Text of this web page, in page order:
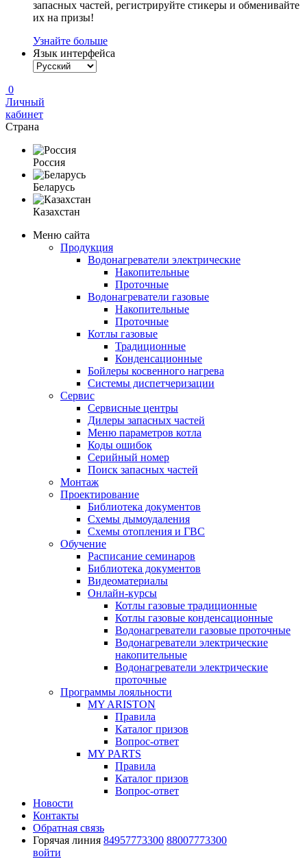
запасных частей, регистрируйте стикеры и обменивайте
их на призы!
Узнайте больше
Язык интерфейса
0
Личный
кабинет
Страна
Россия
Беларусь
Казахстан
Меню сайта
Продукция
Водонагреватели электрические
Накопительные
Проточные
Водонагреватели газовые
Накопительные
Проточные
Котлы газовые
Традиционные
Конденсационные
Бойлеры косвенного нагрева
Системы диспетчеризации
Сервис
Сервисные центры
Дилеры запасных частей
Меню параметров котла
Коды ошибок
Серийный номер
Поиск запасных частей
Монтаж
Проектирование
Библиотека документов
Схемы дымоудаления
Схемы отопления и ГВС
Обучение
Расписание семинаров
Библиотека документов
Видеоматериалы
Онлайн-курсы
Котлы газовые традиционные
Котлы газовые конденсационные
Водонагреватели газовые проточные
Водонагреватели электрические
накопительные
Водонагреватели электрические
проточные
Программы лояльности
MY ARISTON
Правила
Каталог призов
Вопрос-ответ
MY PARTS
Правила
Каталог призов
Вопрос-ответ
Новости
Контакты
Обратная связь
Горячая линия 84957773300 88007773300
войти